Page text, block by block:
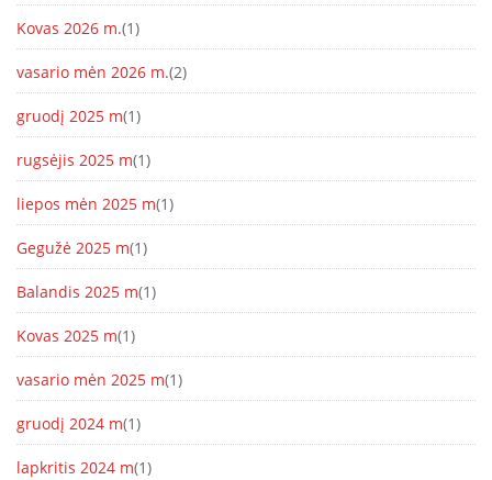
Kovas 2026 m.(1)
vasario mėn 2026 m.(2)
gruodį 2025 m(1)
rugsėjis 2025 m(1)
liepos mėn 2025 m(1)
Gegužė 2025 m(1)
Balandis 2025 m(1)
Kovas 2025 m(1)
vasario mėn 2025 m(1)
gruodį 2024 m(1)
lapkritis 2024 m(1)